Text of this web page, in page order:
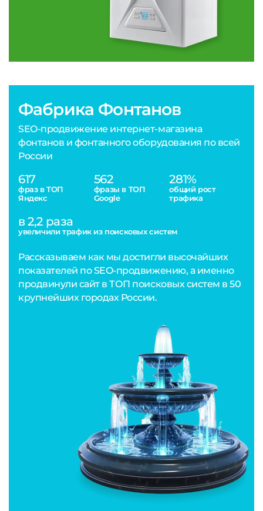
Фабрика Фонтанов
SEO-продвижение интернет-магазина
фонтанов и фонтанного оборудования по всей
России
617
фраз в ТОП
Яндекс
562
фразы в ТОП
Google
281%
общий рост
трафика
в 2,2 раза
увеличили трафик из поисковых систем
Рассказываем как мы достигли высочайших
показателей по SEO-продвижению, а именно
продвинули сайт в ТОП поисковых систем в 50
крупнейших городах России.